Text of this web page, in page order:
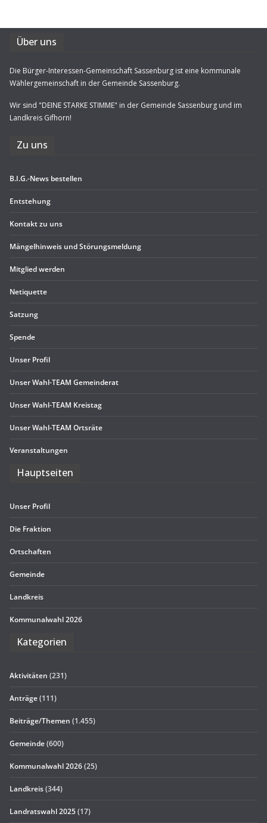
Über uns
Die Bürger-Interessen-Gemeinschaft Sassenburg ist eine kommunale
Wählergemeinschaft in der Gemeinde Sassenburg.
Wir sind "DEINE STARKE STIMME" in der Gemeinde Sassenburg und im
Landkreis Gifhorn!
Zu uns
B.I.G.-News bestel­len
Ent­ste­hung
Kon­takt zu uns
Män­gel­hin­weis und Störungsmeldung
Mit­glied werden
Neti­quette
Sat­zung
Spende
Unser Pro­fil
Unser Wahl-TEAM Gemeinderat
Unser Wahl-TEAM Kreistag
Unser Wahl-TEAM Ortsräte
Ver­an­stal­tun­gen
Haupt­sei­ten
Unser Pro­fil
Die Frak­tion
Ort­schaf­ten
Gemeinde
Land­kreis
Kom­mu­nal­wahl 2026
Kate­go­rien
Aktivitäten (231)
Anträge(111)
Beiträge/Themen (1.455)
Gemeinde(600)
Kommunalwahl 2026(25)
Landkreis(344)
Landratswahl 2025(17)